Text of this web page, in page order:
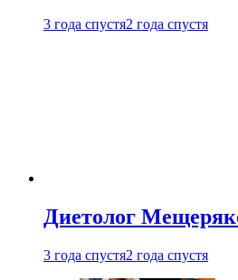
3 года спустя2 года спустя
Диетолог
3 года спустя2 года спустя